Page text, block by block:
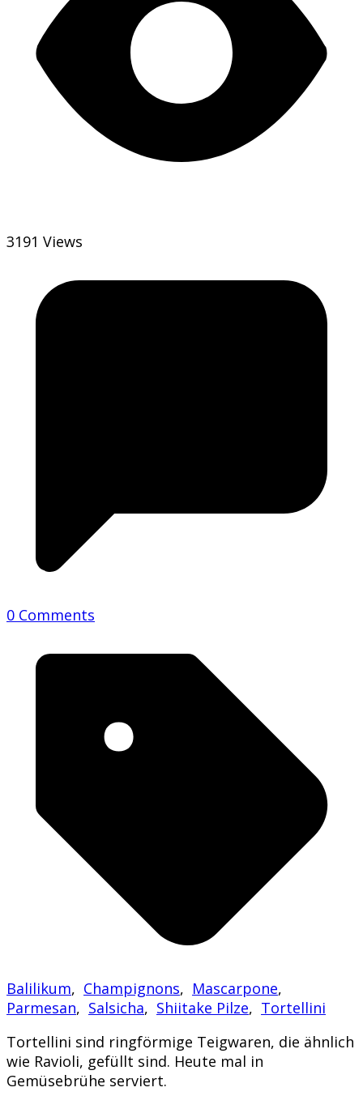
3191 Views
0 Comments
Balilikum, Champignons, Mascarpone,
Parmesan, Salsicha, Shiitake Pilze, Tortellini
Tortellini sind ringförmige Teigwaren, die ähnlich
wie Ravioli, gefüllt sind. Heute mal in
Gemüsebrühe serviert.